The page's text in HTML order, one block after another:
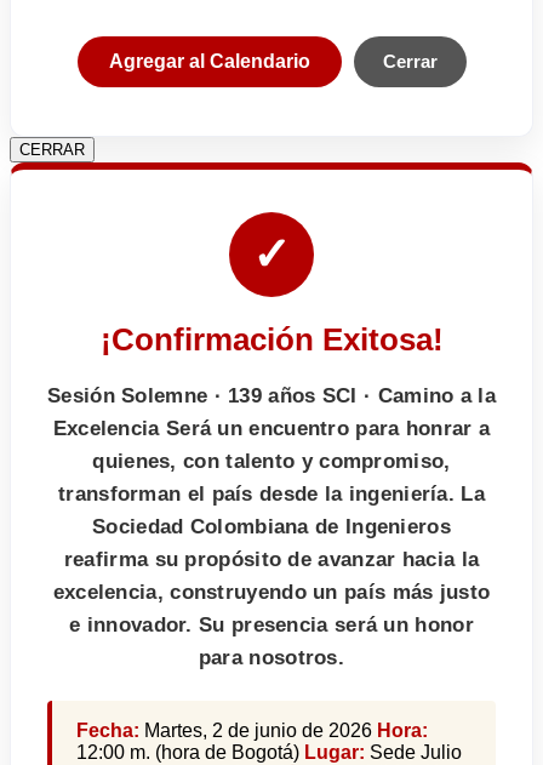
Agregar al Calendario Cerrar
CERRAR
✓
¡Confirmación Exitosa!
Sesión Solemne · 139 años SCI · Camino a la
Excelencia Será un encuentro para honrar a
quienes, con talento y compromiso,
transforman el país desde la ingeniería. La
Sociedad Colombiana de Ingenieros
reafirma su propósito de avanzar hacia la
excelencia, construyendo un país más justo
e innovador. Su presencia será un honor
para nosotros.
Fecha: Martes, 2 de junio de 2026 Hora:
12:00 m. (hora de Bogotá) Lugar: Sede Julio